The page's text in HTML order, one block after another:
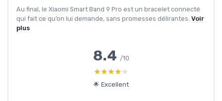
Au final, le Xiaomi Smart Band 9 Pro est un bracelet connecté
qui fait ce qu’on lui demande, sans promesses délirantes. Voir
plus
8.4 /10
★★★★★
★★★★★
🌟 Excellent